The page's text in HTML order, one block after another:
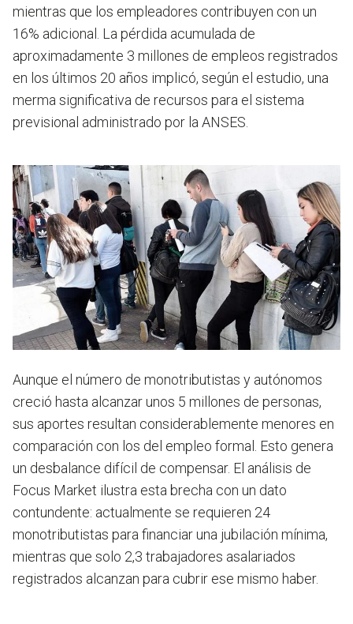
mientras que los empleadores contribuyen con un
16% adicional. La pérdida acumulada de
aproximadamente 3 millones de empleos registrados
en los últimos 20 años implicó, según el estudio, una
merma significativa de recursos para el sistema
previsional administrado por la ANSES.
Aunque el número de monotributistas y autónomos
creció hasta alcanzar unos 5 millones de personas,
sus aportes resultan considerablemente menores en
comparación con los del empleo formal. Esto genera
un desbalance difícil de compensar. El análisis de
Focus Market ilustra esta brecha con un dato
contundente: actualmente se requieren 24
monotributistas para financiar una jubilación mínima,
mientras que solo 2,3 trabajadores asalariados
registrados alcanzan para cubrir ese mismo haber.